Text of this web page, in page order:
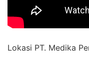
Lokasi PT. Medika